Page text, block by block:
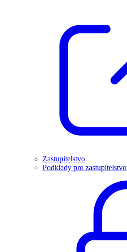
Zastupitelstvo
Podklady pro zastupitelstvo